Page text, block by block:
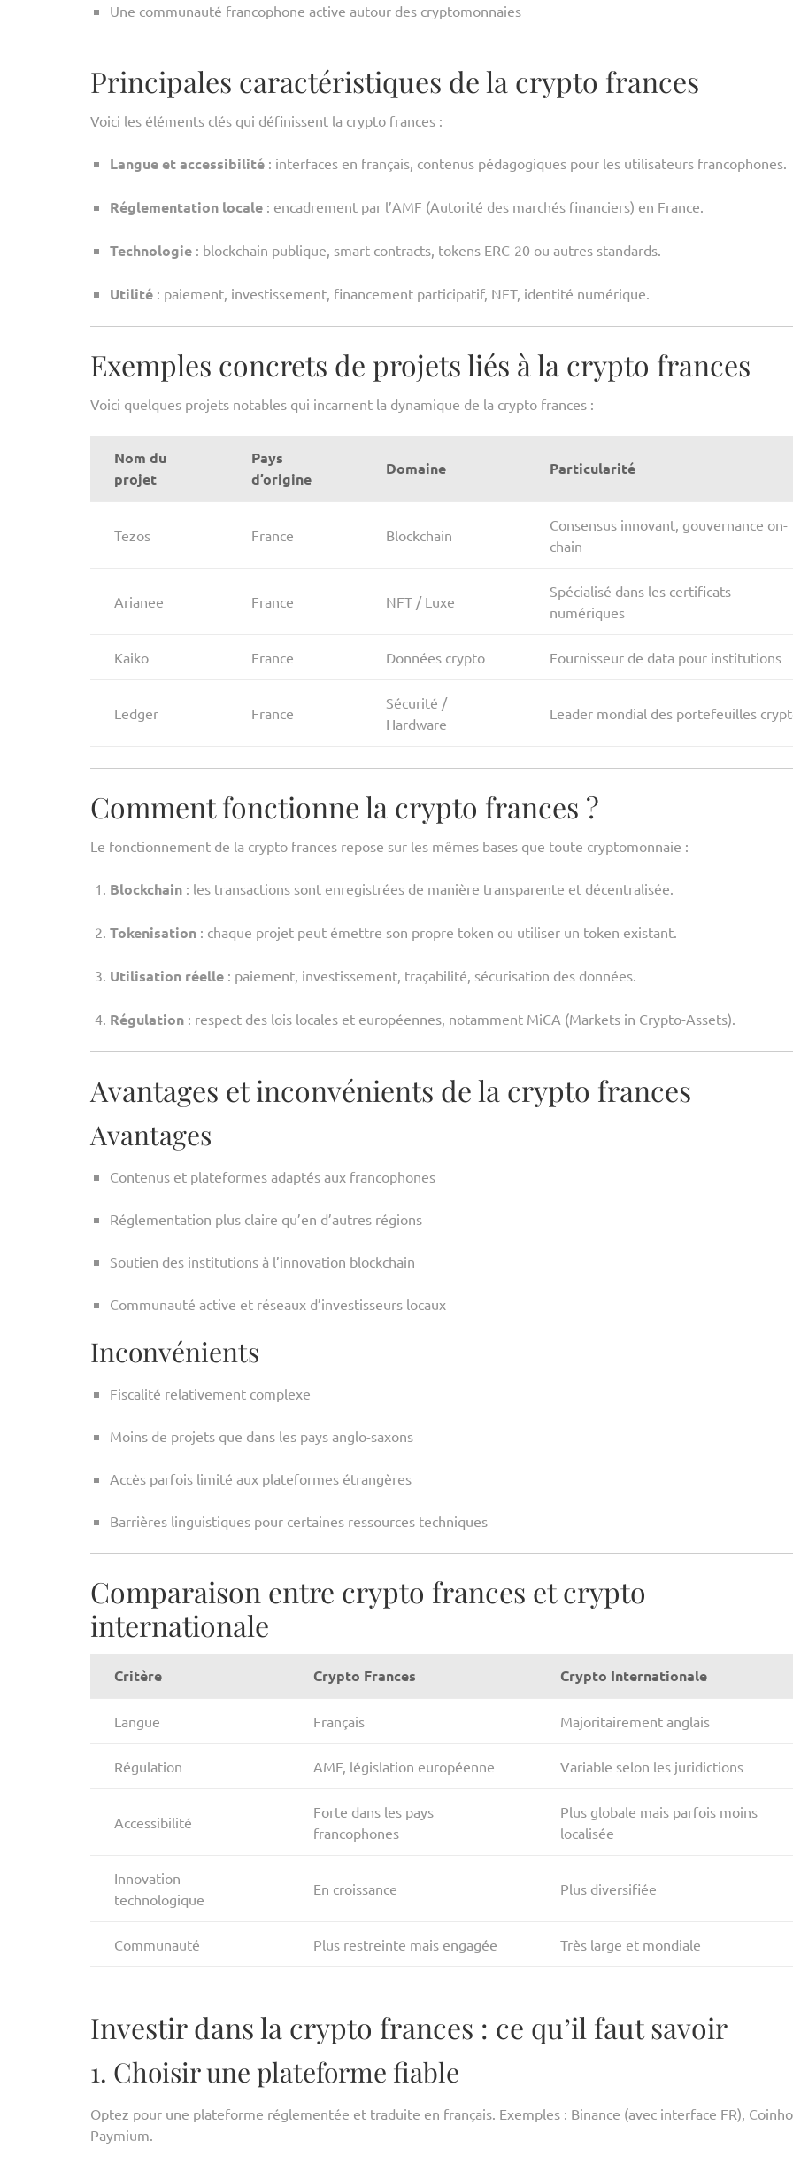
Une communauté francophone active autour des cryptomonnaies
Principales caractéristiques de la crypto frances
Voici les éléments clés qui définissent la crypto frances :
Langue et accessibilité : interfaces en français, contenus pédagogiques pour les utilisateurs francophones.
Réglementation locale : encadrement par l’AMF (Autorité des marchés financiers) en France.
Technologie : blockchain publique, smart contracts, tokens ERC-20 ou autres standards.
Utilité : paiement, investissement, financement participatif, NFT, identité numérique.
Exemples concrets de projets liés à la crypto frances
Voici quelques projets notables qui incarnent la dynamique de la crypto frances :
Nom du
projet
Pays
d’origine
Domaine Particularité
Tezos France Blockchain
Consensus innovant, gouvernance on-
chain
Arianee France NFT / Luxe
Spécialisé dans les certificats
numériques
Kaiko France Données crypto Fournisseur de data pour institutions
Ledger France
Sécurité /
Hardware
Leader mondial des portefeuilles
Comment fonctionne la crypto frances ?
Le fonctionnement de la crypto frances repose sur les mêmes bases que toute cryptomonnaie :
Blockchain : les transactions sont enregistrées de manière transparente et décentralisée.
Tokenisation : chaque projet peut émettre son propre token ou utiliser un token existant.
Utilisation réelle : paiement, investissement, traçabilité, sécurisation des données.
Régulation : respect des lois locales et européennes, notamment MiCA (Markets in Crypto-Assets).
Avantages et inconvénients de la crypto frances
Avantages
Contenus et plateformes adaptés aux francophones
Réglementation plus claire qu’en d’autres régions
Soutien des institutions à l’innovation blockchain
Communauté active et réseaux d’investisseurs locaux
Inconvénients
Fiscalité relativement complexe
Moins de projets que dans les pays anglo-saxons
Accès parfois limité aux plateformes étrangères
Barrières linguistiques pour certaines ressources techniques
Comparaison entre crypto frances et crypto
internationale
Critère Crypto Frances Crypto Internationale
Langue Français Majoritairement anglais
Régulation AMF, législation européenne Variable selon les juridictions
Accessibilité
Forte dans les pays
francophones
Plus globale mais parfois moins
localisée
Innovation
technologique
En croissance Plus diversifiée
Communauté Plus restreinte mais engagée Très large et mondiale
Investir dans la crypto frances : ce qu’il faut savoir
1. Choisir une plateforme fiable
Optez pour une plateforme réglementée et traduite en français. Exemples : Binance (avec interface FR),
Paymium.